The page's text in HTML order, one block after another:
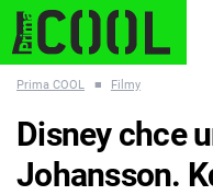
ESCAPE PLNEJ KOTEL
Prima COOL ■ Filmy
Disney chce
Johansson.